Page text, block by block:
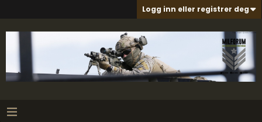
Logg inn eller registrer deg